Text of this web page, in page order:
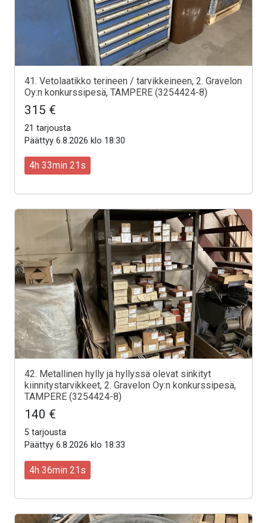
41. Vetolaatikko terineen / tarvikkeineen, 2. Gravelon
Oy:n konkurssipesä, TAMPERE (3254424-8)
315 €
21 tarjousta
Päättyy 6.8.2026 klo 18:30
4h 33min 19s
42. Metallinen hylly ja hyllyssä olevat sinkityt
kiinnitystarvikkeet, 2. Gravelon Oy:n konkurssipesä,
TAMPERE (3254424-8)
140 €
5 tarjousta
Päättyy 6.8.2026 klo 18:33
4h 36min 19s